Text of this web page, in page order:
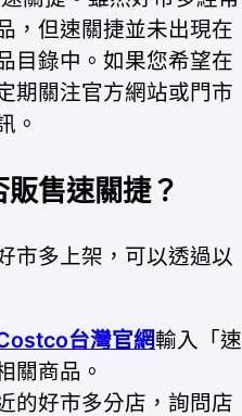
，但速關捷並未出現在
目錄中。如果您希望在
期關注官方網站或門市
。
售速關捷？
市多上架，可以透過以
台灣官網輸入「速
關商品。
的好市多分店，詢問店